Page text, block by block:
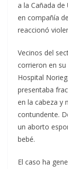
a la Cañada
en compañía
reaccionó
Vecinos del
corrieron en su
Hospital
presentaba
en la cabeza y
contundente.
un aborto
bebé.
El caso ha